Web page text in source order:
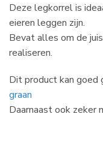
Deze legkorrel is
eieren leggen zijn.
Bevat alles om de
realiseren.
Dit product kan goed
graan
Daarnaast ook zeker